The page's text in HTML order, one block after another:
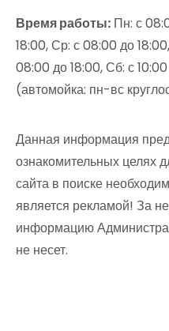
Время работы: Пн: с
18:00, Ср: с 08:00 до
08:00 до 18:00, Сб: с
(автомойка: пн-вс
Данная информация
ознакомительных целях
сайта в поиске
является рекламой! За
информацию
не несет.